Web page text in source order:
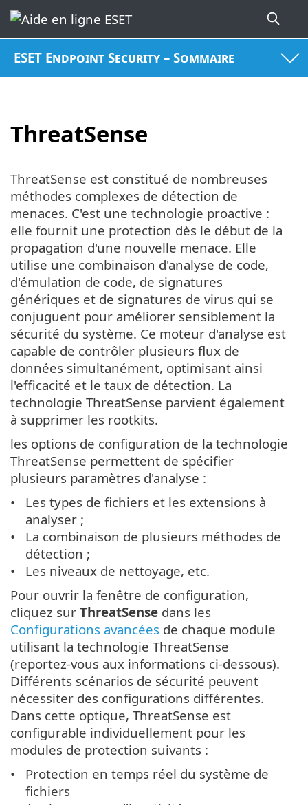
ESET Endpoint Security – Sommaire
ThreatSense
ThreatSense est constitué de nombreuses
méthodes complexes de détection de
menaces. C'est une technologie proactive :
elle fournit une protection dès le début de la
propagation d'une nouvelle menace. Elle
utilise une combinaison d'analyse de code,
d'émulation de code, de signatures
génériques et de signatures de virus qui se
conjuguent pour améliorer sensiblement la
sécurité du système. Ce moteur d'analyse est
capable de contrôler plusieurs flux de
données simultanément, optimisant ainsi
l'efficacité et le taux de détection. La
technologie ThreatSense parvient également
à supprimer les rootkits.
les options de configuration de la technologie
ThreatSense permettent de spécifier
plusieurs paramètres d'analyse :
Les types de fichiers et les extensions à
analyser ;
La combinaison de plusieurs méthodes de
détection ;
Les niveaux de nettoyage, etc.
Pour ouvrir la fenêtre de configuration,
cliquez sur ThreatSense dans les
Configurations avancées de chaque module
utilisant la technologie ThreatSense
(reportez-vous aux informations ci-dessous).
Différents scénarios de sécurité peuvent
nécessiter des configurations différentes.
Dans cette optique, ThreatSense est
configurable individuellement pour les
modules de protection suivants :
Protection en temps réel du système de
fichiers